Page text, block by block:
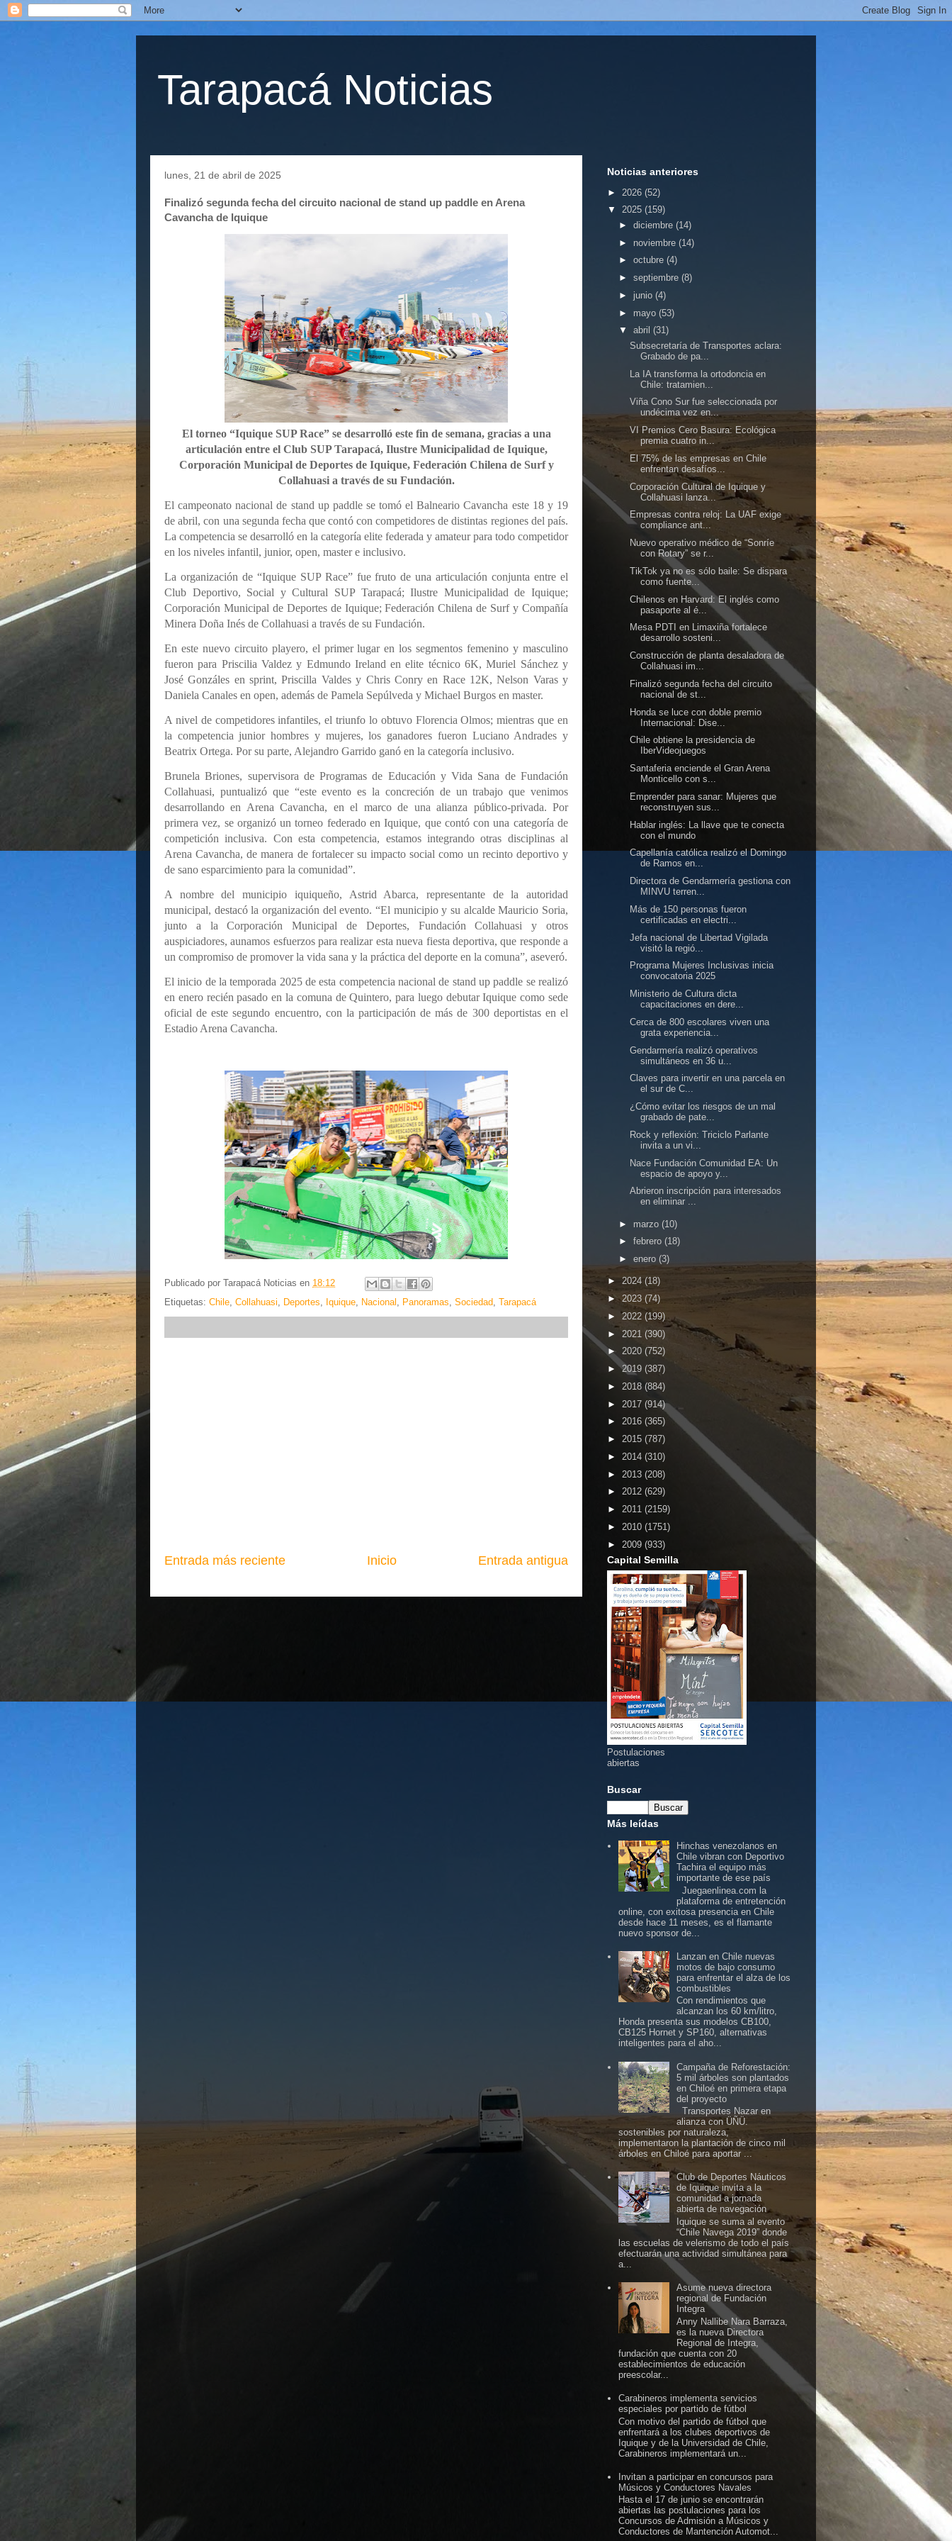
Tarapacá Noticias
lunes, 21 de abril de 2025
Finalizó segunda fecha del circuito nacional de stand up paddle en Arena
Cavancha de Iquique
El torneo “Iquique SUP Race” se desarrolló este fin de semana, gracias a una
articulación entre el Club SUP Tarapacá, Ilustre Municipalidad de Iquique,
Corporación Municipal de Deportes de Iquique, Federación Chilena de Surf y
Collahuasi a través de su Fundación.
El campeonato nacional de stand up paddle se tomó el Balneario Cavancha este 18 y 19
de abril, con una segunda fecha que contó con competidores de distintas regiones del país.
La competencia se desarrolló en la categoría elite federada y amateur para todo competidor
en los niveles infantil, junior, open, master e inclusivo.
La organización de “Iquique SUP Race” fue fruto de una articulación conjunta entre el
Club Deportivo, Social y Cultural SUP Tarapacá; Ilustre Municipalidad de Iquique;
Corporación Municipal de Deportes de Iquique; Federación Chilena de Surf y Compañía
Minera Doña Inés de Collahuasi a través de su Fundación.
En este nuevo circuito playero, el primer lugar en los segmentos femenino y masculino
fueron para Priscilia Valdez y Edmundo Ireland en elite técnico 6K, Muriel Sánchez y
José Gonzáles en sprint, Priscilla Valdes y Chris Conry en Race 12K, Nelson Varas y
Daniela Canales en open, además de Pamela Sepúlveda y Michael Burgos en master.
A nivel de competidores infantiles, el triunfo lo obtuvo Florencia Olmos; mientras que en
la competencia junior hombres y mujeres, los ganadores fueron Luciano Andrades y
Beatrix Ortega. Por su parte, Alejandro Garrido ganó en la categoría inclusivo.
Brunela Briones, supervisora de Programas de Educación y Vida Sana de Fundación
Collahuasi, puntualizó que “este evento es la concreción de un trabajo que venimos
desarrollando en Arena Cavancha, en el marco de una alianza público-privada. Por
primera vez, se organizó un torneo federado en Iquique, que contó con una categoría de
competición inclusiva. Con esta competencia, estamos integrando otras disciplinas al
Arena Cavancha, de manera de fortalecer su impacto social como un recinto deportivo y
de sano esparcimiento para la comunidad”.
A nombre del municipio iquiqueño, Astrid Abarca, representante de la autoridad
municipal, destacó la organización del evento. “El municipio y su alcalde Mauricio Soria,
junto a la Corporación Municipal de Deportes, Fundación Collahuasi y otros
auspiciadores, aunamos esfuerzos para realizar esta nueva fiesta deportiva, que responde a
un compromiso de promover la vida sana y la práctica del deporte en la comuna”, aseveró.
El inicio de la temporada 2025 de esta competencia nacional de stand up paddle se realizó
en enero recién pasado en la comuna de Quintero, para luego debutar Iquique como sede
oficial de este segundo encuentro, con la participación de más de 300 deportistas en el
Estadio Arena Cavancha.
Publicado por Tarapacá Noticias en 18:12
Etiquetas: Chile Collahuasi Deportes Iquique Nacional Panoramas Sociedad Tarapacá
Entrada más reciente Entrada antigua
Inicio
Noticias anteriores
► 2026 (52)
▼ 2025 (159)
► diciembre (14)
► noviembre (14)
► octubre (4)
► septiembre (8)
► junio (4)
► mayo (53)
▼ abril (31)
Subsecretaría de Transportes aclara:
Grabado de pa...
La IA transforma la ortodoncia en
Chile: tratamien...
Viña Cono Sur fue seleccionada por
undécima vez en...
VI Premios Cero Basura: Ecológica
premia cuatro in...
El 75% de las empresas en Chile
enfrentan desafíos...
Corporación Cultural de Iquique y
Collahuasi lanza...
Empresas contra reloj: La UAF exige
compliance ant...
Nuevo operativo médico de “Sonríe
con Rotary” se r...
TikTok ya no es sólo baile: Se dispara
como fuente...
Chilenos en Harvard: El inglés como
pasaporte al é...
Mesa PDTI en Limaxiña fortalece
desarrollo sosteni...
Construcción de planta desaladora de
Collahuasi im...
Finalizó segunda fecha del circuito
nacional de st...
Honda se luce con doble premio
Internacional: Dise...
Chile obtiene la presidencia de
IberVideojuegos
Santaferia enciende el Gran Arena
Monticello con s...
Emprender para sanar: Mujeres que
reconstruyen sus...
Hablar inglés: La llave que te conecta
con el mundo
Capellanía católica realizó el Domingo
de Ramos en...
Directora de Gendarmería gestiona con
MINVU terren...
Más de 150 personas fueron
certificadas en electri...
Jefa nacional de Libertad Vigilada
visitó la regió...
Programa Mujeres Inclusivas inicia
convocatoria 2025
Ministerio de Cultura dicta
capacitaciones en dere...
Cerca de 800 escolares viven una
grata experiencia...
Gendarmería realizó operativos
simultáneos en 36 u...
Claves para invertir en una parcela en
el sur de C...
¿Cómo evitar los riesgos de un mal
grabado de pate...
Rock y reflexión: Triciclo Parlante
invita a un vi...
Nace Fundación Comunidad EA: Un
espacio de apoyo y...
Abrieron inscripción para interesados
en eliminar ...
► marzo (10)
► febrero (18)
► enero (3)
► 2024 (18)
►2023 (74)
►2022 (199)
► 2021 (390)
► 2020 (752)
►2019 (387)
► 2018 (884)
► 2017 (914)
► 2016 (365)
► 2015 (787)
► 2014 (310)
► 2013 (208)
► 2012 (629)
► 2011 (2159)
► 2010 (1751)
► 2009 (933)
Capital Semilla
Postulaciones
abiertas
Buscar
Más leídas
Hinchas venezolanos en
Chile vibran con Deportivo
Tachira el equipo más
importante de ese país
Juegaenlinea.com la
plataforma de entretención
online, con exitosa presencia en Chile
desde hace 11 meses, es el flamante
nuevo sponsor de...
Lanzan en Chile nuevas
motos de bajo consumo
para enfrentar el alza de los
combustibles
Con rendimientos que
alcanzan los 60 km/litro,
Honda presenta sus modelos CB100,
CB125 Hornet y SP160, alternativas
inteligentes para el aho...
Campaña de Reforestación:
5 mil árboles son plantados
en Chiloé en primera etapa
del proyecto
Transportes Nazar en
alianza con ÜÑÜ.
sostenibles por naturaleza,
implementaron la plantación de cinco mil
árboles en Chiloé para aportar ...
Club de Deportes Náuticos
de Iquique invita a la
comunidad a jornada
abierta de navegación
Iquique se suma al evento
“Chile Navega 2019” donde
las escuelas de velerismo de todo el país
efectuarán una actividad simultánea para
a...
Asume nueva directora
regional de Fundación
Integra
Anny Nallibe Nara Barraza,
es la nueva Directora
Regional de Integra,
fundación que cuenta con 20
establecimientos de educación
preescolar...
Carabineros implementa servicios
especiales por partido de fútbol
Con motivo del partido de fútbol que
enfrentará a los clubes deportivos de
Iquique y de la Universidad de Chile,
Carabineros implementará un...
Invitan a participar en concursos para
Músicos y Conductores Navales
Hasta el 17 de junio se encontrarán
abiertas las postulaciones para los
Concursos de Admisión a Músicos y
Conductores de Mantención Automot...